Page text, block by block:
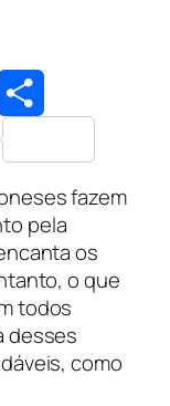
Share
fazem
pela
os
o que
todos
desses
como